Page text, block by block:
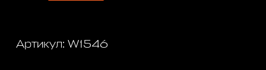
Артикул: W1546